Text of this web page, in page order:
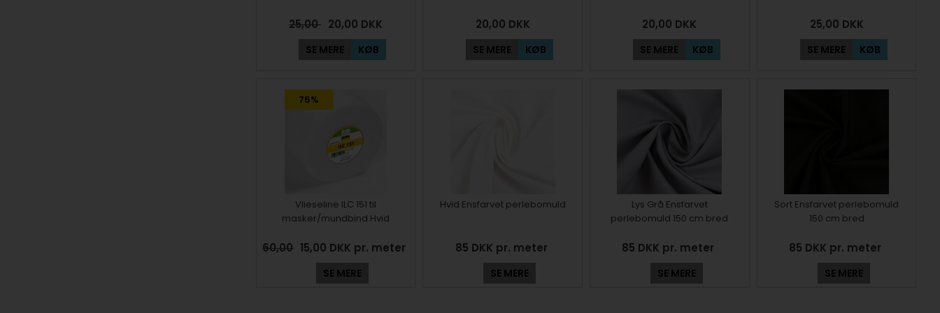
25,00 20,00 DKK
SE MERE KØB
20,00 DKK
SE MERE KØB
20,00 DKK
SE MERE KØB
25,00 DKK
SE MERE KØB
75%
Vlieseline ILC 151 til
masker/mundbind Hvid
60,00 15,00 DKK pr. meter
SE MERE
Hvid Ensfarvet perlebomuld
85 DKK pr. meter
SE MERE
Lys Grå Ensfarvet
perlebomuld 150 cm bred
85 DKK pr. meter
SE MERE
Sort Ensfarvet perlebomuld
150 cm bred
85 DKK pr. meter
SE MERE